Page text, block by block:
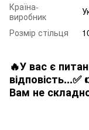
Країна-
виробник
Розмір стільця
🔥У вас є
Вам не